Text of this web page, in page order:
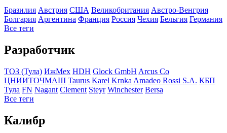
Бразилия Австрия США Великобритания Австро-Венгрия
Болгария Аргентина Франция Росcия Чехия Бельгия Германия
Все теги
Разработчик
ТОЗ (Тула) ИжМех HDH Glock GmbH Arcus Co
ЦНИИТОЧМАШ Taurus Karel Krnka Amadeo Rossi S.A. КБП
Тула FN Nagant Clement Steyr Winchester Bersa
Все теги
Калибр